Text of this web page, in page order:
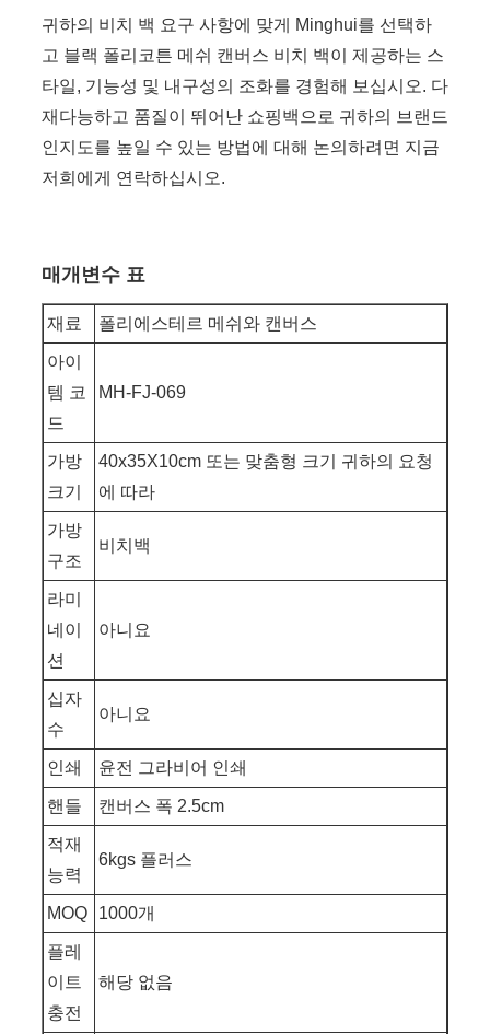
귀하의 비치 백 요구 사항에 맞게 Minghui를 선택하
고 블랙 폴리코튼 메쉬 캔버스 비치 백이 제공하는 스
타일, 기능성 및 내구성의 조화를 경험해 보십시오. 다
재다능하고 품질이 뛰어난 쇼핑백으로 귀하의 브랜드
인지도를 높일 수 있는 방법에 대해 논의하려면 지금
저희에게 연락하십시오.
매개변수 표
재료 폴리에스테르 메쉬와 캔버스
아이
템 코
드
MH-FJ-069
가방
크기
40x35X10cm 또는 맞춤형 크기 귀하의 요청
에 따라
가방
구조
비치백
라미
네이
션
아니요
십자
수
아니요
인쇄 윤전 그라비어 인쇄
핸들 캔버스 폭 2.5cm
적재
능력
6kgs 플러스
MOQ 1000개
플레
이트
충전
해당 없음